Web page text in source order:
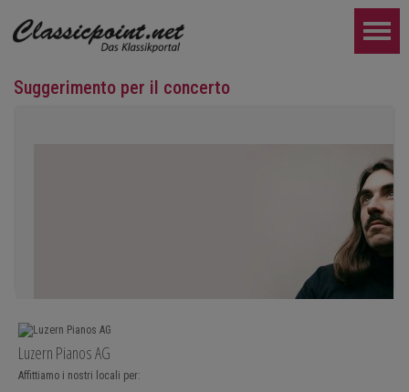
Suggerimento per il concerto
Teo Gheorghiu, pianoforte - In una frenesia di suoni
Recital pianistico
sabato 29 agosto 2026, ore 17:30 presso l'Hotel Ristorante
Luzern Pianos AG
Affittiamo i nostri locali per: